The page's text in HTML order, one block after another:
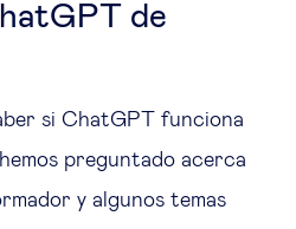
de
si ChatGPT funciona
preguntado acerca
y algunos temas